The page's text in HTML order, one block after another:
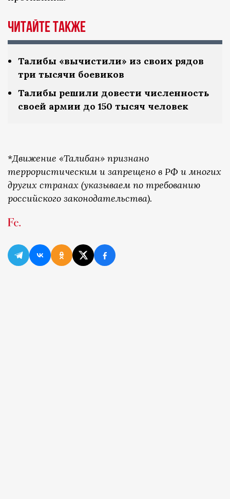
Читайте также
Талибы «вычистили» из своих рядов
три тысячи боевиков
Талибы решили довести численность
своей армии до 150 тысяч человек
*Движение «Талибан» признано
террористическим и запрещено в РФ и многих
других странах (указываем по требованию
российского законодательства).